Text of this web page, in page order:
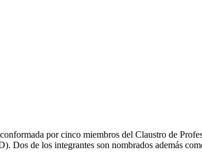
por cinco miembros del Claustro de
Dos de los integrantes son nombrados además